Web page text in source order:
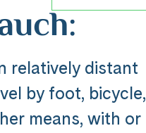
relatively distant
by foot, bicycle,
means, with or